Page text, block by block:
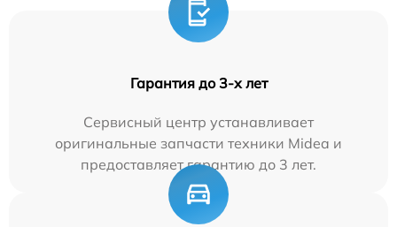
Гарантия до 3-х лет
Сервисный центр устанавливает
оригинальные запчасти техники Midea и
предоставляет гарантию до 3 лет.